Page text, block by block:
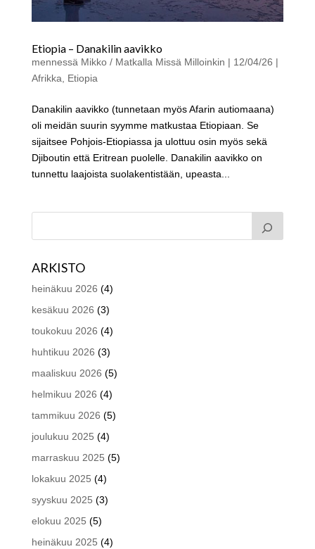
Etiopia – Danakilin aavikko
mennessä Mikko / Matkalla Missä Milloinkin | 12/04/26 |
Afrikka
Etiopia
Danakilin aavikko (tunnetaan myös Afarin autiomaana)
oli meidän suurin syymme matkustaa Etiopiaan. Se
sijaitsee Pohjois-Etiopiassa ja ulottuu osin myös sekä
Djiboutin että Eritrean puolelle. Danakilin aavikko on
tunnettu laajoista suolakentistään, upeasta...
ARKISTO
heinäkuu 2026 (4)
kesäkuu 2026 (3)
toukokuu 2026 (4)
huhtikuu 2026 (3)
maaliskuu 2026 (5)
helmikuu 2026 (4)
tammikuu 2026 (5)
joulukuu 2025 (4)
marraskuu 2025 (5)
lokakuu 2025 (4)
syyskuu 2025 (3)
elokuu 2025 (5)
heinäkuu 2025 (4)